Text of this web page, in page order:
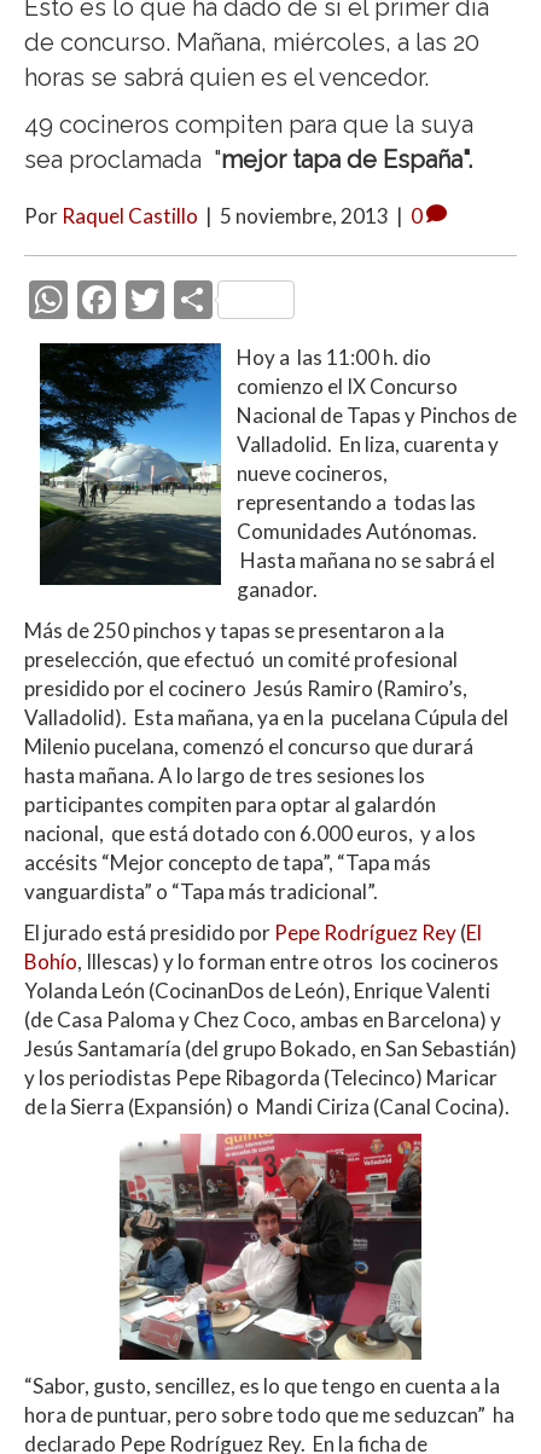
Esto es lo que ha dado de sí el primer día
de concurso. Mañana, miércoles, a las 20
horas se sabrá quien es el vencedor.
49 cocineros compiten para que la suya
sea proclamada "mejor tapa de España".
Por Raquel Castillo | 5 noviembre, 2013 | 0
W
h
at
s
A
p
p
F
ac
e
b
o
o
k
T
w
itt
er
C
o
m
p
ar
ti
r
Hoy a las 11:00 h. dio
comienzo el IX Concurso
Nacional de Tapas y Pinchos de
Valladolid. En liza, cuarenta y
nueve cocineros,
representando a todas las
Comunidades Autónomas.
Hasta mañana no se sabrá el
ganador.
Más de 250 pinchos y tapas se presentaron a la
preselección, que efectuó un comité profesional
presidido por el cocinero Jesús Ramiro (Ramiro’s,
Valladolid). Esta mañana, ya en la pucelana Cúpula del
Milenio pucelana, comenzó el concurso que durará
hasta mañana. A lo largo de tres sesiones los
participantes compiten para optar al galardón
nacional, que está dotado con 6.000 euros, y a los
accésits “Mejor concepto de tapa”, “Tapa más
vanguardista” o “Tapa más tradicional”.
El jurado está presidido por Pepe Rodríguez Rey(El
Bohío, Illescas) y lo forman entre otros los cocineros
Yolanda León (CocinanDos de León), Enrique Valenti
(de Casa Paloma y Chez Coco, ambas en Barcelona) y
Jesús Santamaría (del grupo Bokado, en San Sebastián)
y los periodistas Pepe Ribagorda (Telecinco) Maricar
de la Sierra (Expansión) o Mandi Ciriza (Canal Cocina).
“Sabor, gusto, sencillez, es lo que tengo en cuenta a la
hora de puntuar, pero sobre todo que me seduzcan” ha
declarado Pepe Rodríguez Rey. En la ficha de